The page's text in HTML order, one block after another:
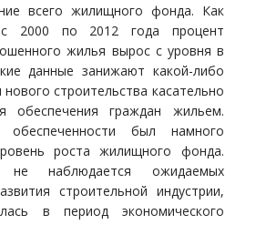
всего жилищного фонда. Как
2000 по 2012 года процент
жилья вырос с уровня в
данные занижают какой-либо
строительства касательно
обеспечения граждан жильем.
обеспеченности был намного
роста жилищного фонда.
наблюдается ожидаемых
строительной индустрии,
в период экономического